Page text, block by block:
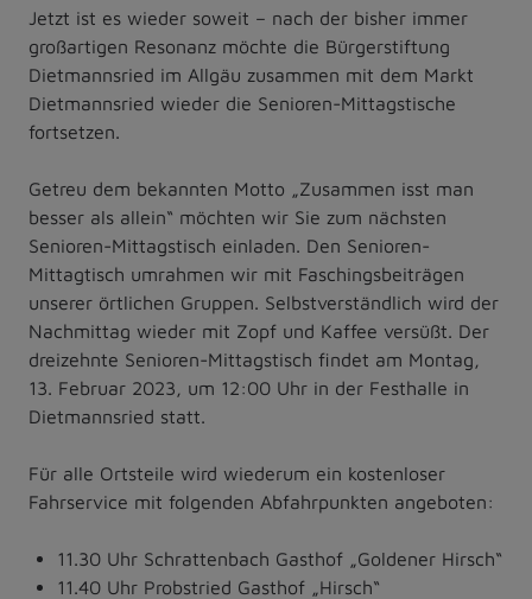
Jetzt ist es wieder soweit – nach der bisher immer
großartigen Resonanz möchte die Bürgerstiftung
Dietmannsried im Allgäu zusammen mit dem Markt
Dietmannsried wieder die Senioren-Mittagstische
fortsetzen.
Getreu dem bekannten Motto „Zusammen isst man
besser als allein“ möchten wir Sie zum nächsten
Senioren-Mittagstisch einladen. Den Senioren-
Mittagtisch umrahmen wir mit Faschingsbeiträgen
unserer örtlichen Gruppen. Selbstverständlich wird der
Nachmittag wieder mit Zopf und Kaffee versüßt. Der
dreizehnte Senioren-Mittagstisch findet am Montag,
13. Februar 2023, um 12:00 Uhr in der Festhalle in
Dietmannsried statt.
Für alle Ortsteile wird wiederum ein kostenloser
Fahrservice mit folgenden Abfahrpunkten angeboten:
11.30 Uhr Schrattenbach Gasthof „Goldener Hirsch“
11.40 Uhr Probstried Gasthof „Hirsch“